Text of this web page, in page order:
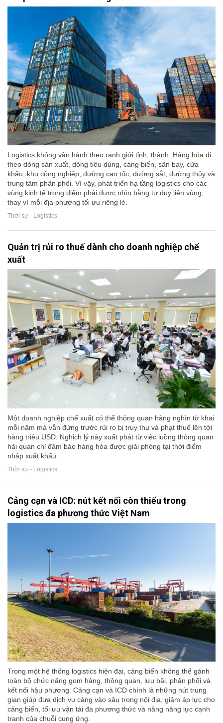
Logistics không vận hành theo ranh giới tỉnh, thành. Hàng hóa đi
theo dòng sản xuất, dòng tiêu dùng, cảng biển, sân bay, cửa
khẩu, khu công nghiệp, đường cao tốc, đường sắt, đường thủy và
trung tâm phân phối. Vì vậy, phát triển hạ tầng logistics cho các
vùng kinh tế trọng điểm phải được nhìn bằng tư duy liên vùng,
thay vì mỗi địa phương tối ưu riêng lẻ.
Thời sự - Logistics
Quản trị rủi ro thuế dành cho doanh nghiệp chế
xuất
Một doanh nghiệp chế xuất có thể thông quan hàng nghìn tờ khai
mỗi năm mà vẫn đứng trước rủi ro bị truy thu và phạt thuế lên tới
hàng triệu USD. Nghịch lý này xuất phát từ việc luồng thông quan
hải quan chỉ đảm bảo hàng hóa được giải phóng tại thời điểm
nhập xuất khẩu.
Thời sự - Logistics
Cảng cạn và ICD: nút kết nối còn thiếu trong
logistics đa phương thức Việt Nam
Trong một hệ thống logistics hiện đại, cảng biển không thể gánh
toàn bộ chức năng gom hàng, thông quan, lưu bãi, phân phối và
kết nối hậu phương. Cảng cạn và ICD chính là những nút trung
gian giúp đưa dịch vụ cảng vào sâu trong nội địa, giảm áp lực cho
cảng biển, tối ưu vận tải đa phương thức và nâng năng lực cạnh
tranh của chuỗi cung ứng.